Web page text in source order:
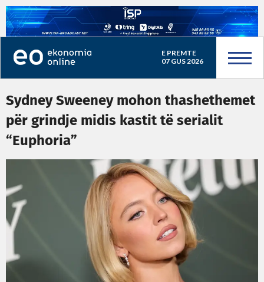
E PREMTE
07 GUS 2026
Sydney Sweeney mohon thashethemet
për grindje midis kastit të serialit
“Euphoria”